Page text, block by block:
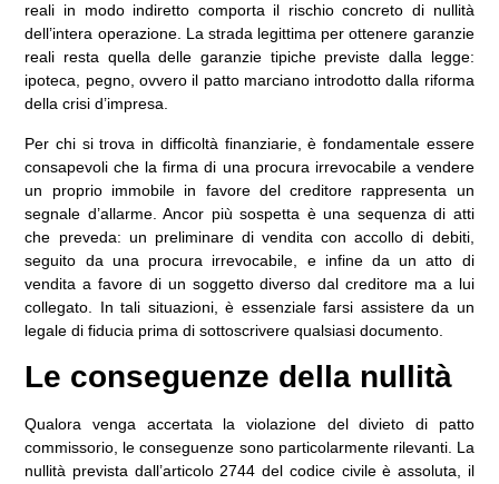
reali in modo indiretto comporta il rischio concreto di nullità
dell’intera operazione. La strada legittima per ottenere garanzie
reali resta quella delle garanzie tipiche previste dalla legge:
ipoteca, pegno, ovvero il patto marciano introdotto dalla riforma
della crisi d’impresa.
Per chi si trova in difficoltà finanziarie, è fondamentale essere
consapevoli che la firma di una procura irrevocabile a vendere
un proprio immobile in favore del creditore rappresenta un
segnale d’allarme. Ancor più sospetta è una sequenza di atti
che preveda: un preliminare di vendita con accollo di debiti,
seguito da una procura irrevocabile, e infine da un atto di
vendita a favore di un soggetto diverso dal creditore ma a lui
collegato. In tali situazioni, è essenziale farsi assistere da un
legale di fiducia prima di sottoscrivere qualsiasi documento.
Le conseguenze della nullità
Qualora venga accertata la violazione del divieto di patto
commissorio, le conseguenze sono particolarmente rilevanti. La
nullità prevista dall’articolo 2744 del codice civile è assoluta, il